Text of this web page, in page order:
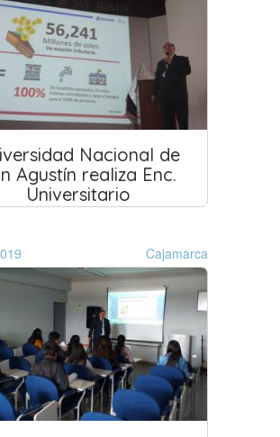
Nacional de
Agustín realiza Enc.
Universitario
Cajamarca